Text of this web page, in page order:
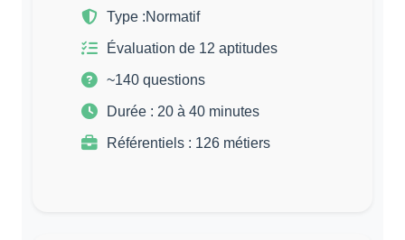
Type :Normatif
Évaluation de 12 aptitudes
~140 questions
Durée : 20 à 40 minutes
Référentiels : 126 métiers